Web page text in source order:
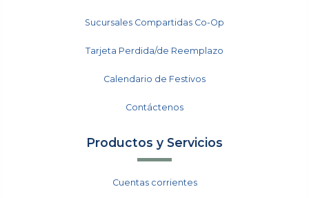
Sucursales Compartidas Co-Op
Tarjeta Perdida/de Reemplazo
Calendario de Festivos
Contáctenos
Productos y Servicios
Cuentas corrientes